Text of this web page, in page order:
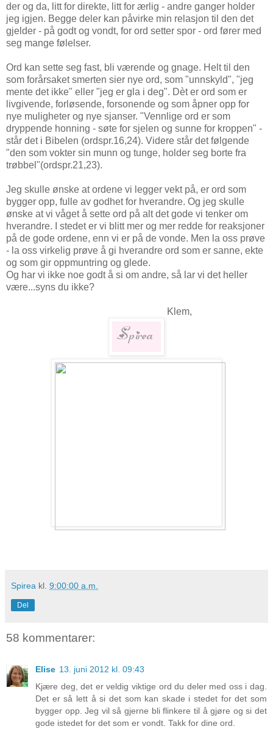
der og da, litt for direkte, litt for ærlig - andre ganger holder
jeg igjen. Begge deler kan påvirke min relasjon til den det
gjelder - på godt og vondt, for ord setter spor - ord fører med
seg mange følelser.
Ord kan sette seg fast, bli værende og gnage. Helt til den
som forårsaket smerten sier nye ord, som "unnskyld", "jeg
mente det ikke" eller "jeg er gla i deg". Dèt er ord som er
livgivende, forløsende, forsonende og som åpner opp for
nye muligheter og nye sjanser. "Vennlige ord er som
dryppende honning - søte for sjelen og sunne for kroppen" -
står det i Bibelen (ordspr.16,24). Videre står det følgende
"den som vokter sin munn og tunge, holder seg borte fra
trøbbel"(ordspr.21,23).
Jeg skulle ønske at ordene vi legger vekt på, er ord som
bygger opp, fulle av godhet for hverandre. Og jeg skulle
ønske at vi våget å sette ord på alt det gode vi tenker om
hverandre. I stedet er vi blitt mer og mer redde for reaksjoner
på de gode ordene, enn vi er på de vonde. Men la oss prøve
- la oss virkelig prøve å gi hverandre ord som er sanne, ekte
og som gir oppmuntring og glede.
Og har vi ikke noe godt å si om andre, så lar vi det heller
være...syns du ikke?
Klem,
Spirea kl. 9:00:00 a.m.
Del
58 kommentarer:
Elise 13. juni 2012 kl. 09:43
Kjære deg, det er veldig viktige ord du deler med oss i dag.
Det er så lett å si det som kan skade i stedet for det som
bygger opp. Jeg vil så gjerne bli flinkere til å gjøre og si det
gode istedet for det som er vondt. Takk for dine ord.